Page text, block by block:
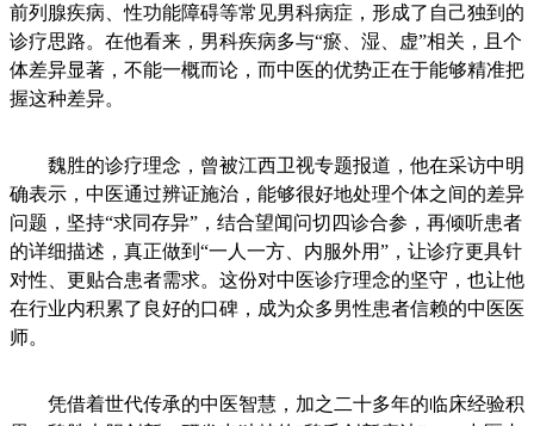
前列腺疾病、性功能障碍等常见男科病症，形成了自己独到的
诊疗思路。在他看来，男科疾病多与“瘀、湿、虚”相关，且个
体差异显著，不能一概而论，而中医的优势正在于能够精准把
握这种差异。
魏胜的诊疗理念，曾被江西卫视专题报道，他在采访中明
确表示，中医通过辨证施治，能够很好地处理个体之间的差异
问题，坚持“求同存异”，结合望闻问切四诊合参，再倾听患者
的详细描述，真正做到“一人一方、内服外用”，让诊疗更具针
对性、更贴合患者需求。这份对中医诊疗理念的坚守，也让他
在行业内积累了良好的口碑，成为众多男性患者信赖的中医医
师。
凭借着世代传承的中医智慧，加之二十多年的临床经验积